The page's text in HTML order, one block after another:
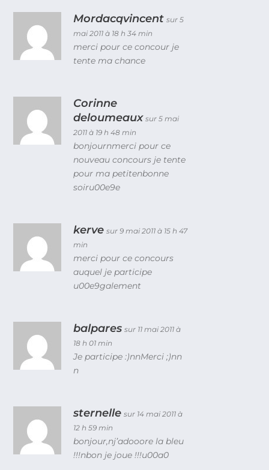
Mordacqvincent sur 5
mai 2011 à 18 h 34 min
merci pour ce concour je
tente ma chance
Corinne
deloumeaux sur 5 mai
2011 à 19 h 48 min
bonjournmerci pour ce
nouveau concours je tente
pour ma petitenbonne
soiru00e9e
kerve sur 9 mai 2011 à 15 h 47
min
merci pour ce concours
auquel je participe
u00e9galement
balpares sur 11 mai 2011 à
18 h 01 min
Je participe :)nnMerci ;)nn
n
sternelle sur 14 mai 2011 à
12 h 59 min
bonjour,nj’adooore la bleu
!!!nbon je joue !!!u00a0